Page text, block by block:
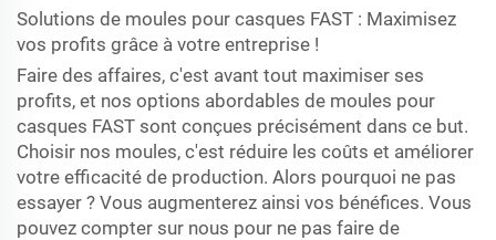
Solutions de moules pour casques FAST : Maximisez
vos profits grâce à votre entreprise !
Faire des affaires, c'est avant tout maximiser ses
profits, et nos options abordables de moules pour
casques FAST sont conçues précisément dans ce but.
Choisir nos moules, c'est réduire les coûts et améliorer
votre efficacité de production. Alors pourquoi ne pas
essayer ? Vous augmenterez ainsi vos bénéfices. Vous
pouvez compter sur nous pour ne pas faire de